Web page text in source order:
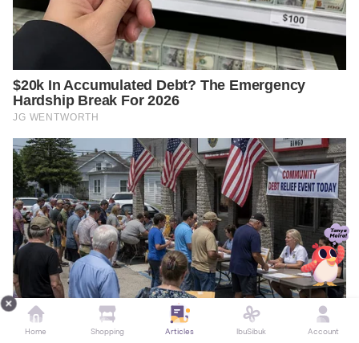
Home Shopping Articles IbuSibuk Account